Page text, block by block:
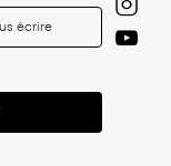
écrire